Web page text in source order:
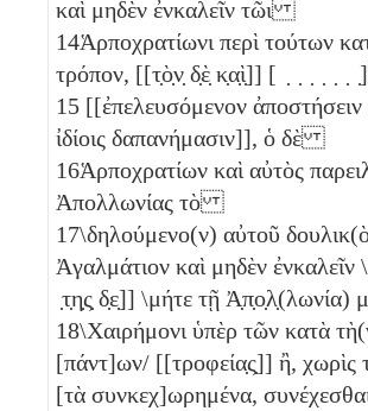
καὶ μηδὲν ἐνκαλεῖν τῶι
14Ἁρποχρατίωνι περὶ τούτων
τρόπον, [[τ̣ὸ̣ν̣ δ̣ὲ̣ κ̣α̣ὶ̣]] [
15 [[ἐπελευσόμενον ἀποστήσειν
ἰδίοις δαπανήμασιν]], ὁ δὲ
16Ἁρποχρατίων καὶ αὐτὸς
Ἀπολλωνίας τὸ
17\δηλούμενο(ν) αὐτοῦ
Ἀγαλμάτιον καὶ μηδὲν
̣τ̣η̣ς̣ δ̣ε̣]] \μήτε τῇ
18\Χαιρήμονι ὑπὲρ τῶν κατὰ
[πάντ]ων/ [[τροφεία̣ς̣]] ἢ, χωρὶς
[τὰ συνκεχ]ωρημένα,